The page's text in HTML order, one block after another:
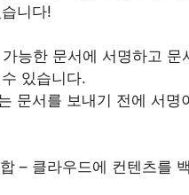
니다!
능한 문서에 서명하고 문
있습니다.
문서를 보내기 전에 서명
– 클라우드에 컨텐츠를